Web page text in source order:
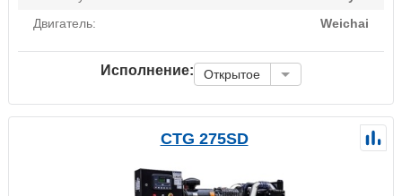
Двигатель:
Weichai
Исполнение: Открытое
CTG 275SD